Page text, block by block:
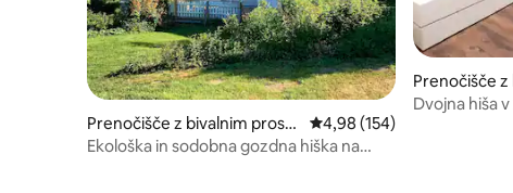
Prenočišče z bivalnim prosto
rom
Povprečna ocena: 4,98 od
4,98 (154)
Ekološka in sodobna gozdna hiška na
Prenočišče
orom
Dvojna hiša